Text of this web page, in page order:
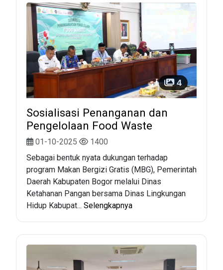
4
Sosialisasi Penanganan dan
Pengelolaan Food Waste
01-10-2025
1400
Sebagai bentuk nyata dukungan terhadap
program Makan Bergizi Gratis (MBG), Pemerintah
Daerah Kabupaten Bogor melalui Dinas
Ketahanan Pangan bersama Dinas Lingkungan
Hidup Kabupat... Selengkapnya